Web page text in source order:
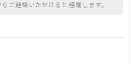
ご連絡いただけると感謝します。